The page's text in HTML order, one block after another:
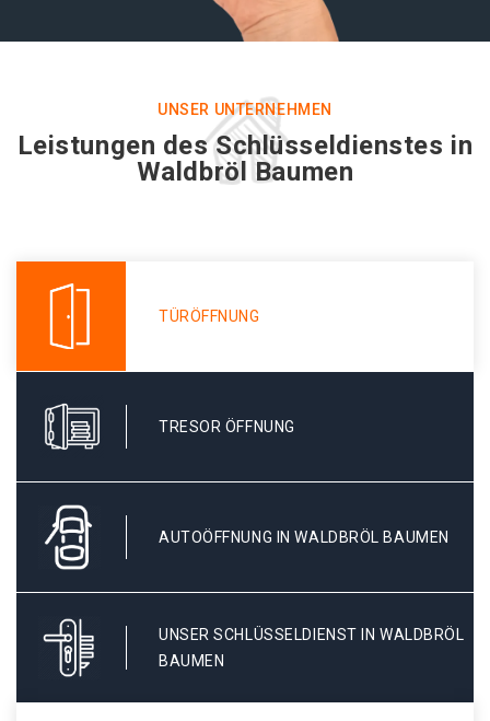
UNSER UNTERNEHMEN
Leistungen des Schlüsseldienstes in
Waldbröl Baumen
TÜRÖFFNUNG
TRESOR ÖFFNUNG
AUTOÖFFNUNG IN WALDBRÖL BAUMEN
UNSER SCHLÜSSELDIENST IN WALDBRÖL
BAUMEN